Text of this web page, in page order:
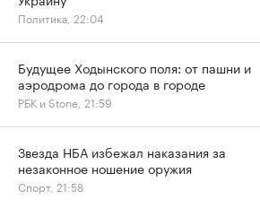
Политика, 22:04
Будущее Ходынского поля: от пашни и
аэродрома до города в городе
РБК и Stone, 21:59
Звезда НБА избежал наказания за
незаконное ношение оружия
Спорт, 21:58